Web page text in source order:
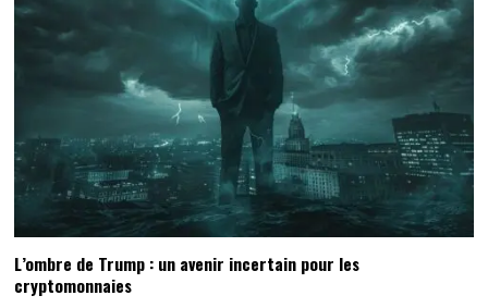
L’ombre de Trump : un avenir incertain pour les
cryptomonnaies